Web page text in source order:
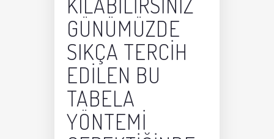
GÜNÜMÜZDE
SIKÇA TERCIH
EDILEN BU
TABELA
YÖNTEMI